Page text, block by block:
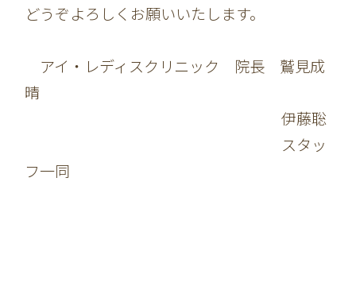
どうぞよろしくお願いいたします。
アイ・レディスクリニック 院長 鷲見成
晴
伊藤聡
スタッ
フ一同